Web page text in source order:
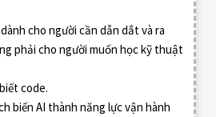
cho người cần dẫn dắt và ra
phải cho người muốn học kỹ thuật
code.
biến AI thành năng lực vận hành